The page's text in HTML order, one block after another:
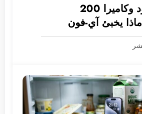
شاشة بلا حدود وكاميرا 200
ميجابيكسل.. ماذا يخبئ آي-فون